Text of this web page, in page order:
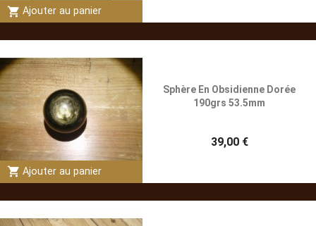
shopping_cart Ajouter au panier
shopping_cart Ajouter au panier
Sphère En Obsidienne Dorée
190grs 53.5mm
39,00 €